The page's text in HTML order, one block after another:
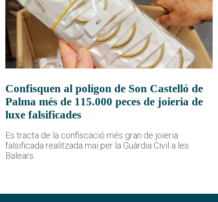
Confisquen al polígon de Son Castelló de
Palma més de 115.000 peces de joieria de
luxe falsificades
Es tracta de la confiscació més gran de joieria
falsificada realitzada mai per la Guàrdia Civil a les
Balears